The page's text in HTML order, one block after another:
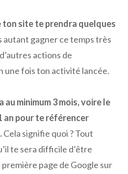
ton site te prendra quelques
autant gagner ce temps très
actions de
une fois ton activité lancée.
minimum 3 mois, voire le
an pour te référencer
Cela signifie quoi ? Tout
te sera difficile d’être
page de Google sur